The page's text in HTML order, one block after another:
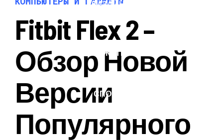
ДИЗАЙН
ГАДЖЕТЫ
СПОРТ
Fitbit Flex 2 –
Обзор Новой
Версии
Популярного